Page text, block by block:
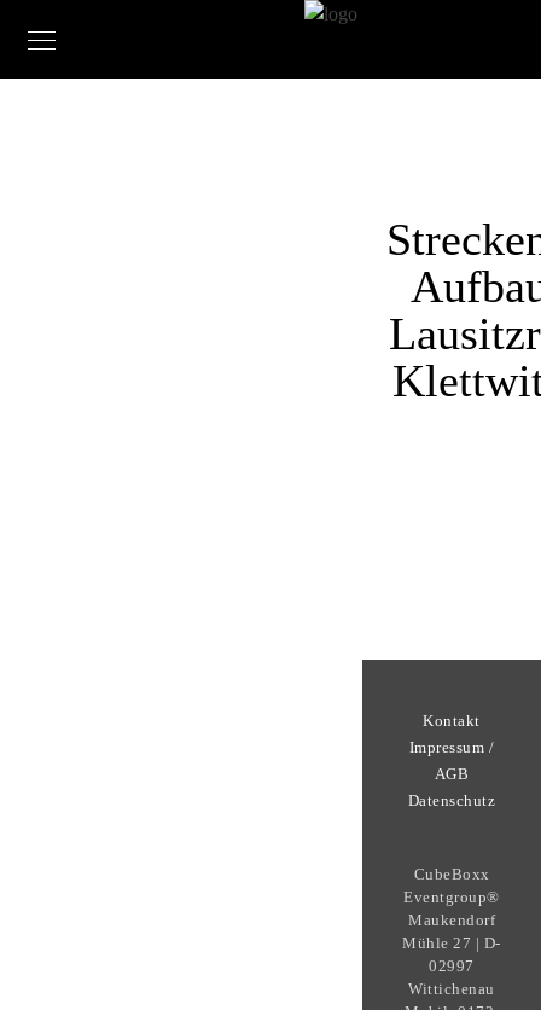
Kontakt
Impressum /
AGB
Datenschutz
CubeBoxx
Eventgroup®
Maukendorf
Mühle 27 | D-
02997
Wittichenau